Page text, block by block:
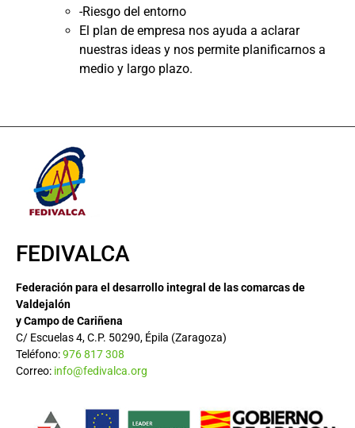
-Riesgo del entorno
El plan de empresa nos ayuda a aclarar
nuestras ideas y nos permite planificarnos a
medio y largo plazo.
FEDIVALCA
Federación para el desarrollo integral de las comarcas de
Valdejalón
y Campo de Cariñena
C/ Escuelas 4, C.P. 50290, Épila (Zaragoza)
Teléfono:976 817 308
Correo: info@fedivalca.org